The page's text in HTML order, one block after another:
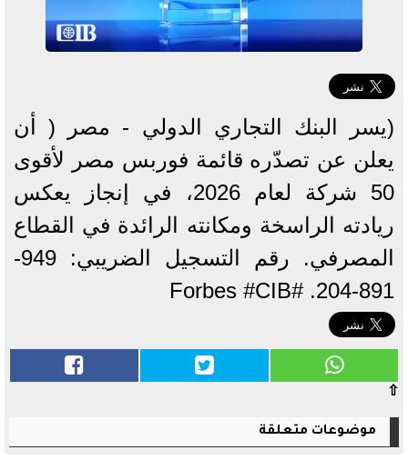
(يسر البنك التجاري الدولي - مصر ( أن
يعلن عن تصدّره قائمة فوربس مصر لأقوى
50 شركة لعام 2026، في إنجاز يعكس
ريادته الراسخة ومكانته الرائدة في القطاع
المصرفي. رقم التسجيل الضريبي: 949-
891-204. #Forbes #CIB
⇧
موضوعات متعلقة